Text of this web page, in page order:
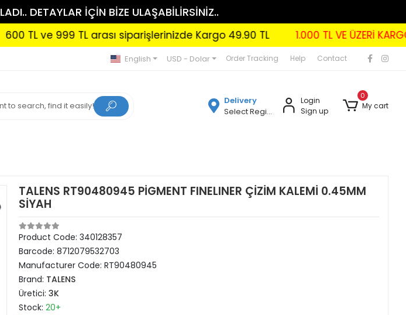
DETAYLAR İÇİN BİZE ULAŞABİLİRSİNİZ..
ve 999 TL arası siparişlerinizde Kargo 49.90 TL 1.000 TL VE ÜZERİ KARGO
English USD - Dolar Order Tracking Help Contact
Delivery
Select Region
Login
Sign up
0
My cart
TALENS RT90480945 PİGMENT FINELINER ÇİZİM KALEMİ 0.45MM
SİYAH
Product Code: 340128357
Barcode: 8712079532703
Manufacturer Code: RT90480945
Brand: TALENS
Üretici: 3K
Stock: 20+